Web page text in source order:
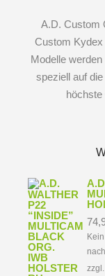
A.D. Custom
Custom Kydex
Modelle
speziell auf
höchste
zzgl.